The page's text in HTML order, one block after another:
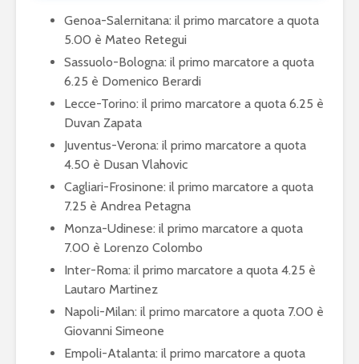
Genoa-Salernitana: il primo marcatore a quota
5.00 è Mateo Retegui
Sassuolo-Bologna: il primo marcatore a quota
6.25 è Domenico Berardi
Lecce-Torino: il primo marcatore a quota 6.25 è
Duvan Zapata
Juventus-Verona: il primo marcatore a quota
4.50 è Dusan Vlahovic
Cagliari-Frosinone: il primo marcatore a quota
7.25 è Andrea Petagna
Monza-Udinese: il primo marcatore a quota
7.00 è Lorenzo Colombo
Inter-Roma: il primo marcatore a quota 4.25 è
Lautaro Martinez
Napoli-Milan: il primo marcatore a quota 7.00 è
Giovanni Simeone
Empoli-Atalanta: il primo marcatore a quota